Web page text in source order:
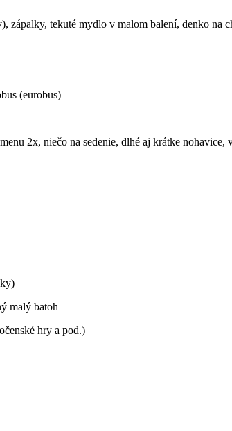
tekuté mydlo v malom balení, denko na
(eurobus)
2x, niečo na sedenie, dlhé aj krátke nohavice,
malý batoh
hry a pod.)